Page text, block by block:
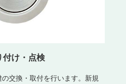
付け・点検
交換・取付を行います。新規